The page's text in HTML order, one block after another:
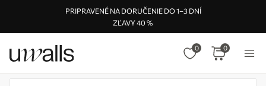
PRIPRAVENÉ NA DORUČENIE DO 1–3 DNÍ
ZĽAVY 40 %
0 0